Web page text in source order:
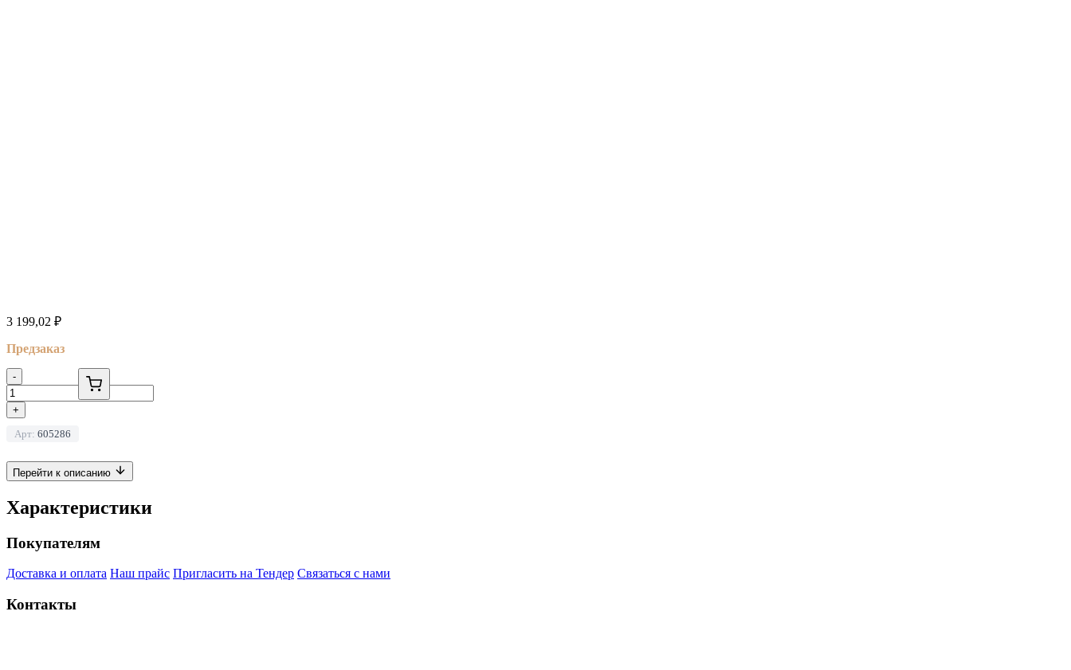
3 199,02 ₽
Предзаказ
-
+
Арт: 605286
Перейти к описанию
Характеристики
Покупателям
Доставка и оплата Наш прайс Пригласить на Тендер Связаться с нами
Контакты